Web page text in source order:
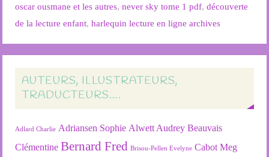
oscar ousmane et les autres,never sky tome 1 pdf,découverte
de la lecture enfant,harlequin lecture en ligne archives
AUTEURS, ILLUSTRATEURS,
TRADUCTEURS….
Adlard Charlie Adriansen Sophie Alwett Audrey Beauvais
Clémentine Bernard Fred Brisou-Pellen Evelyne Cabot Meg